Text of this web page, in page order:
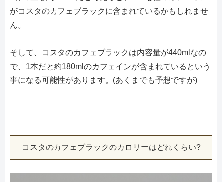
がコスタのカフェブラックに含まれているかもしれませ
ん。
そして、コスタのカフェブラックは内容量が440mlなの
で、1本だと約180mlのカフェインが含まれているという
事になる可能性があります。(あくまでも予想ですが)
コスタのカフェブラックのカロリーはどれくらい?